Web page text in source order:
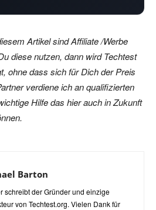
Artikel sind Affiliate /Werbe
diese nutzen, dann wird Techtest
ohne dass sich für Dich der Preis
verdiene ich an qualifizierten
Hilfe das hier auch in Zukunft
Barton
schreibt der Gründer und einzige
von Techtest.org. Vielen Dank für